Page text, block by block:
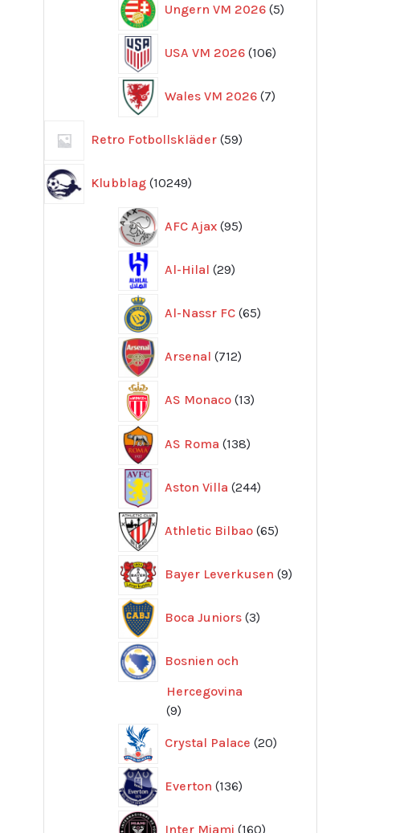
Ungern VM 2026 5
produkter
USA VM 2026 106
produkter
Wales VM 2026 7
produkter
Retro Fotbollskläder 59
produkter
Klubblag 10249
produkter
AFC Ajax 95
produkter
Al-Hilal 29
produkter
Al-Nassr FC 65
produkter
Arsenal 712
produkter
AS Monaco 13
produkter
AS Roma 138
produkter
Aston Villa 244
produkter
Athletic Bilbao 65
produkter
Bayer Leverkusen 9
produkter
Boca Juniors 3
produkter
Bosnien och
Hercegovina
99
Crystal Palace 20
produkter
Everton 136
produkter
Inter Miami 160